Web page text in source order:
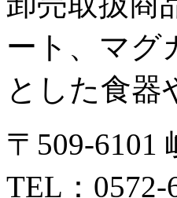
ート、マグ
とした食器
〒509-6101
TEL：0572-